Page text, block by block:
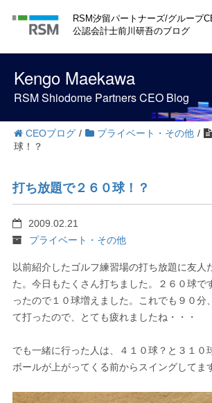
t
RSM汐留パートナーズ/グループ
公認会計士前川研吾のブログ
Kengo Maekawa
RSM Shiodome Partners CEO Blog
CEOブログ / プライベート・その他 /
球！？
打ち放題で２６０球！？
2009.02.21
プライベート・その他
以前紹介したゴルフ練習場の打ち放題に友人
た。今日もたくさん打ちました。２６０球で
ったので１０球増えました。これでも９０分
て打ったので、とても疲れましたね・・・
でも一緒に行った人は、４１０球？と３１０
ボールが上がってくる前からスイングしてま